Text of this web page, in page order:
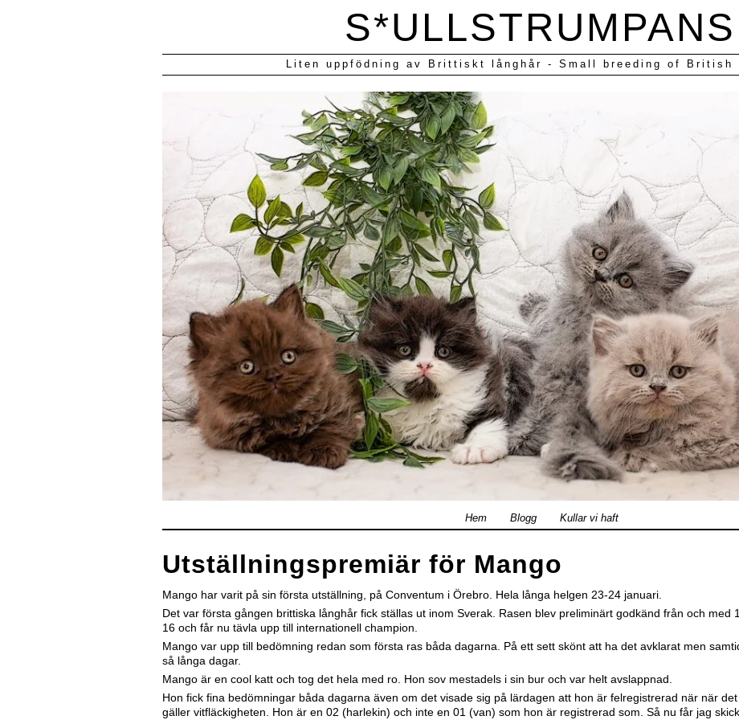
S*ULLSTRUMPANS
Liten uppfödning av Brittiskt långhår - Small breeding of British
Hem Blogg Kullar vi haft
Utställningspremiär för Mango
Mango har varit på sin första utställning, på Conventum i Örebro. Hela långa helgen 23-24 januari.
Det var första gången brittiska långhår fick ställas ut inom Sverak. Rasen blev preliminärt godkänd från och med
16 och får nu tävla upp till internationell champion.
Mango var upp till bedömning redan som första ras båda dagarna. På ett sett skönt att ha det avklarat men
så långa dagar.
Mango är en cool katt och tog det hela med ro. Hon sov mestadels i sin bur och var helt avslappnad.
Hon fick fina bedömningar båda dagarna även om det visade sig på lärdagen att hon är felregistrerad när när det
gäller vitfläckigheten. Hon är en 02 (harlekin) och inte en 01 (van) som hon är registrerad som. Så nu får jag